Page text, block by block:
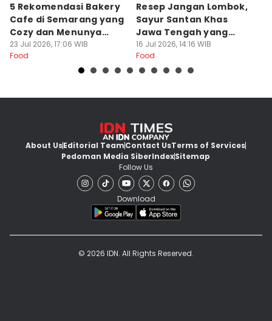
5 Rekomendasi Bakery
Cafe di Semarang yang
Cozy dan Menunya
Yummy
23 Jul 2026, 17:06 WIB
Food
Resep Jangan Lombok,
Sayur Santan Khas
Jawa Tengah yang
Gurih Nikmat!
16 Jul 2026, 14:16 WIB
Food
About UsEditorial TeamContact UsTerms of Services
Pedoman Media SiberIndexSitemap
Follow Us
Download
© 2026 IDN. All Rights Reserved.